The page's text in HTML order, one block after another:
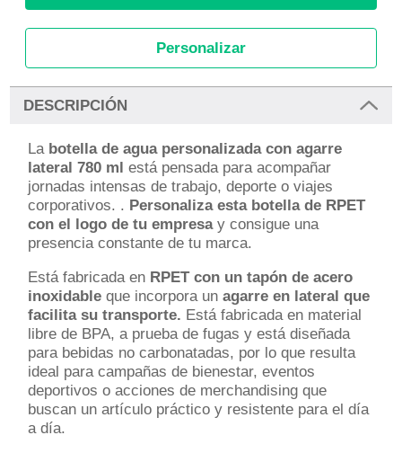
Personalizar
DESCRIPCIÓN
La botella de agua personalizada con agarre
lateral 780 ml está pensada para acompañar
jornadas intensas de trabajo, deporte o viajes
corporativos. . Personaliza esta botella de RPET
con el logo de tu empresay consigue una
presencia constante de tu marca.
Está fabricada en RPET con un tapón de acero
inoxidable que incorpora unagarre en lateral que
facilita su transporte. Está fabricada en material
libre de BPA, a prueba de fugas y está diseñada
para bebidas no carbonatadas, por lo que resulta
ideal para campañas de bienestar, eventos
deportivos o acciones de merchandising que
buscan un artículo práctico y resistente para el día
a día.